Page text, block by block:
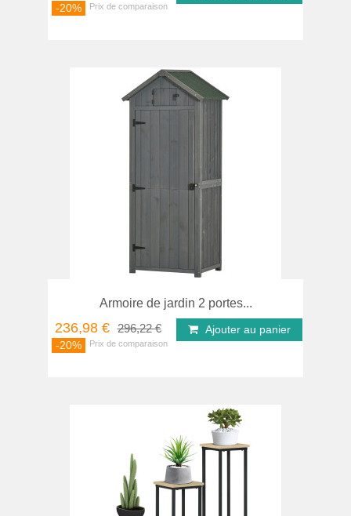
-20%
Armoire de jardin 2 portes...
236,98 € 296,22 €
-20%
Ajouter au panier